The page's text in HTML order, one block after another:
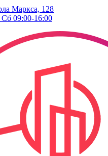
Маркса, 128
09:00-16:00